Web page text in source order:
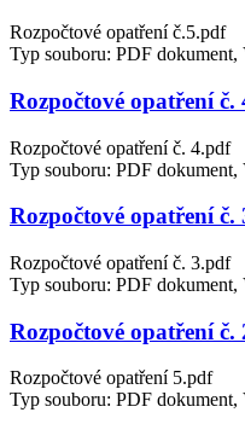
Rozpočtové opatření č.5.pdf
Typ souboru: PDF
Rozpočtové opatření č.
Rozpočtové opatření č. 4.pdf
Typ souboru: PDF
Rozpočtové opatření č.
Rozpočtové opatření č. 3.pdf
Typ souboru: PDF
Rozpočtové opatření č.
Rozpočtové opatření 5.pdf
Typ souboru: PDF